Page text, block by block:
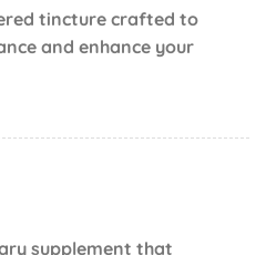
tincture crafted to
and enhance your
supplement that